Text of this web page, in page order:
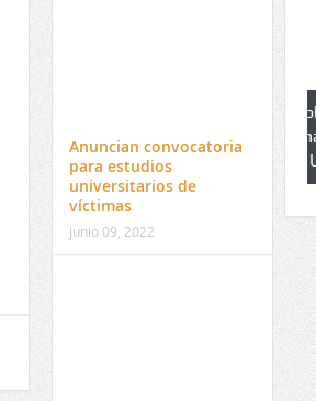
Anuncian convocatoria
para estudios
universitarios de
víctimas
junio 09, 2022
El 17 de enero vence plazo de
venta de pines para matrícula en
preuniversitario de la UPC